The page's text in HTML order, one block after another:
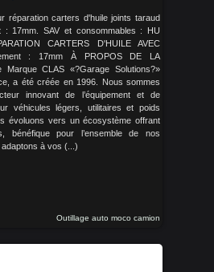
réparation carters d'huile joints taraud
: 17mm. SAV et consommables : HU
CARTERS D'HUILE AVEC
: 17mm À PROPOS DE LA
Marque CLAS «?Garage Solutions?»
a été créée en 1996. Nous sommes
innovant de l’équipement et de
véhicules légers, utilitaires et poids
évoluons vers un écosystème offrant
bénéfique pour l’ensemble de nos
à vos (...)
Outillage auto moco camion